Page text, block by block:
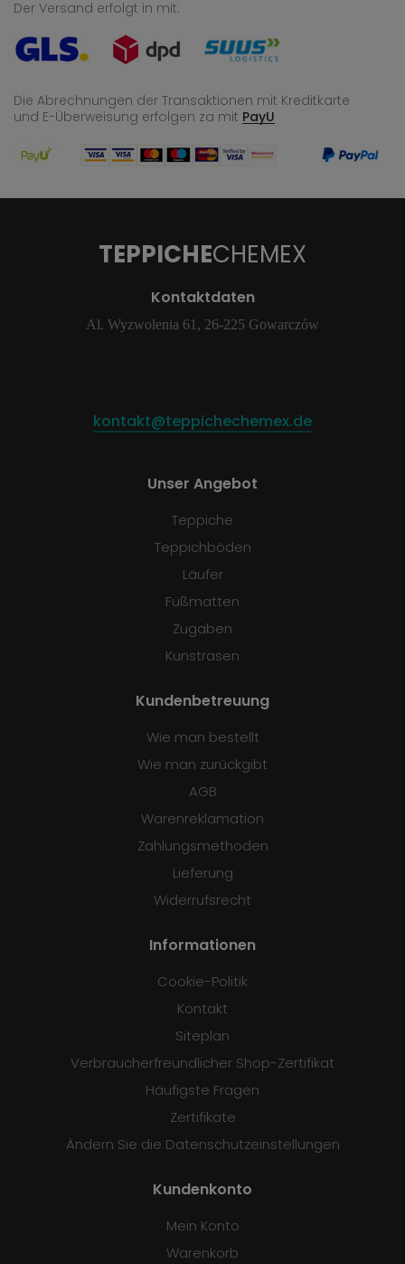
Der Versand erfolgt in mit:
Die Abrechnungen der Transaktionen mit Kreditkarte
und E-Überweisung erfolgen za mit PayU
TEPPICHECHEMEX
Kontaktdaten
Al. Wyzwolenia 61, 26-225 Gowarczów
kontakt@teppichechemex.de
Unser Angebot
Teppiche
Teppichböden
Läufer
Fußmatten
Zugaben
Kunstrasen
Kundenbetreuung
Wie man bestellt
Wie man zurückgibt
AGB
Warenreklamation
Zahlungsmethoden
Lieferung
Widerrufsrecht
Informationen
Cookie-Politik
Kontakt
Siteplan
Verbraucherfreundlicher Shop-Zertifikat
Häufigste Fragen
Zertifikate
Ändern Sie die Datenschutzeinstellungen
Kundenkonto
Mein Konto
Warenkorb